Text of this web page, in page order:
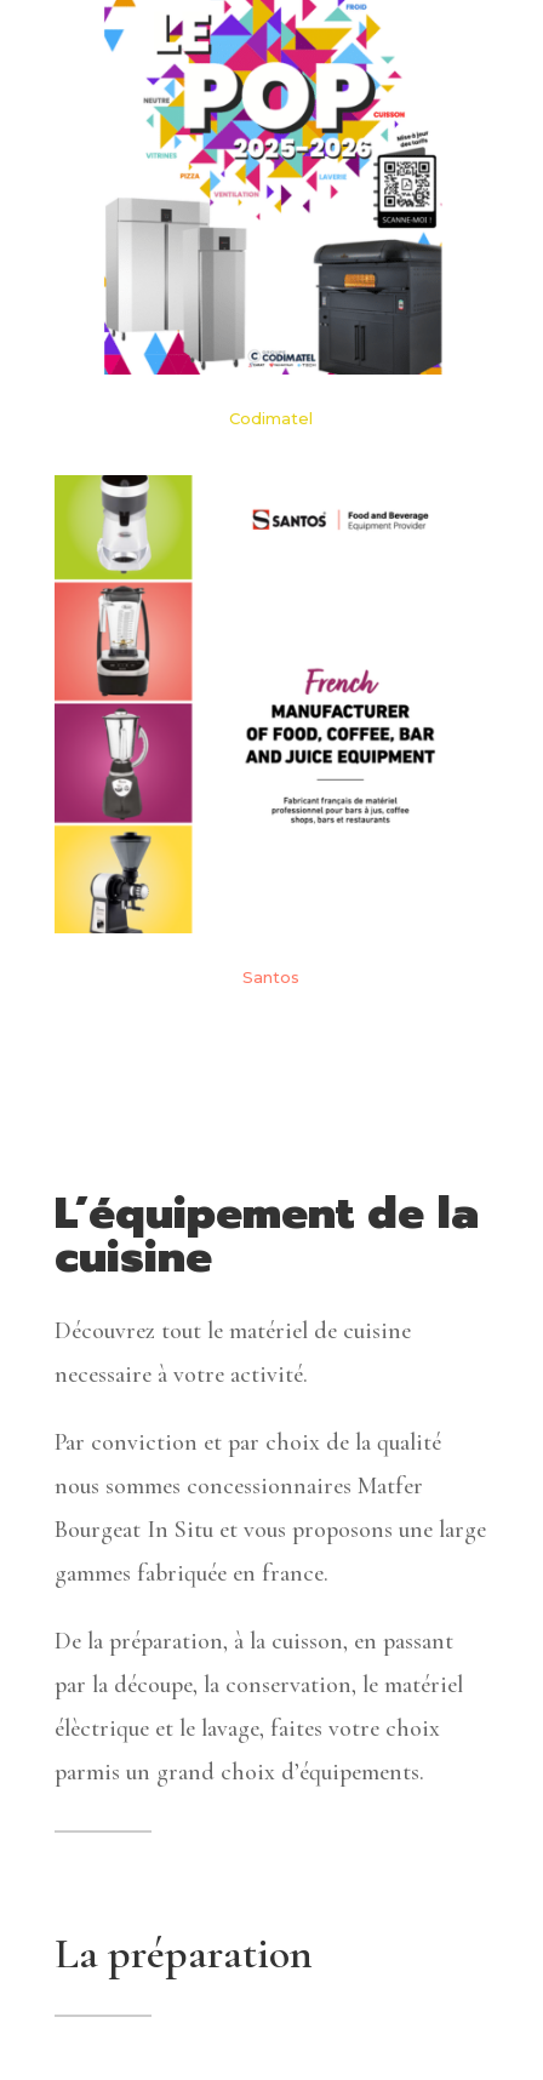
Codimatel
Santos
L’équipement de la
cuisine
Découvrez tout le matériel de cuisine
necessaire à votre activité.
Par conviction et par choix de la qualité
nous sommes concessionnaires Matfer
Bourgeat In Situ et vous proposons une large
gammes fabriquée en france.
De la préparation, à la cuisson, en passant
par la découpe, la conservation, le matériel
élèctrique et le lavage, faites votre choix
parmis un grand choix d’équipements.
La préparation